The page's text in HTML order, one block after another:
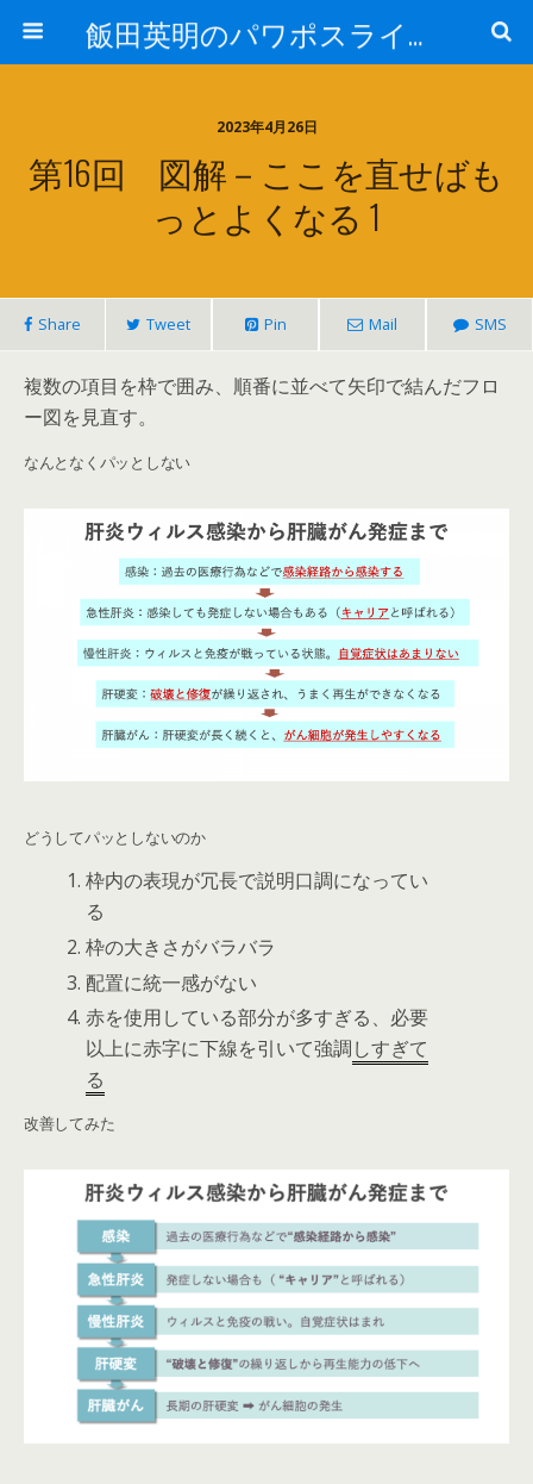
飯田英明のパワポスライド パワーアップ道場
2023年4月26日
第16回 図解－ここを直せばも
っとよくなる 1
Share Tweet Pin Mail SMS
複数の項目を枠で囲み、順番に並べて矢印で結んだフロ
ー図を見直す。
なんとなくパッとしない
どうしてパッとしないのか
枠内の表現が冗長で説明口調になってい
る
枠の大きさがバラバラ
配置に統一感がない
赤を使用している部分が多すぎる、必要
以上に赤字に下線を引いて強調しすぎて
る
改善してみた